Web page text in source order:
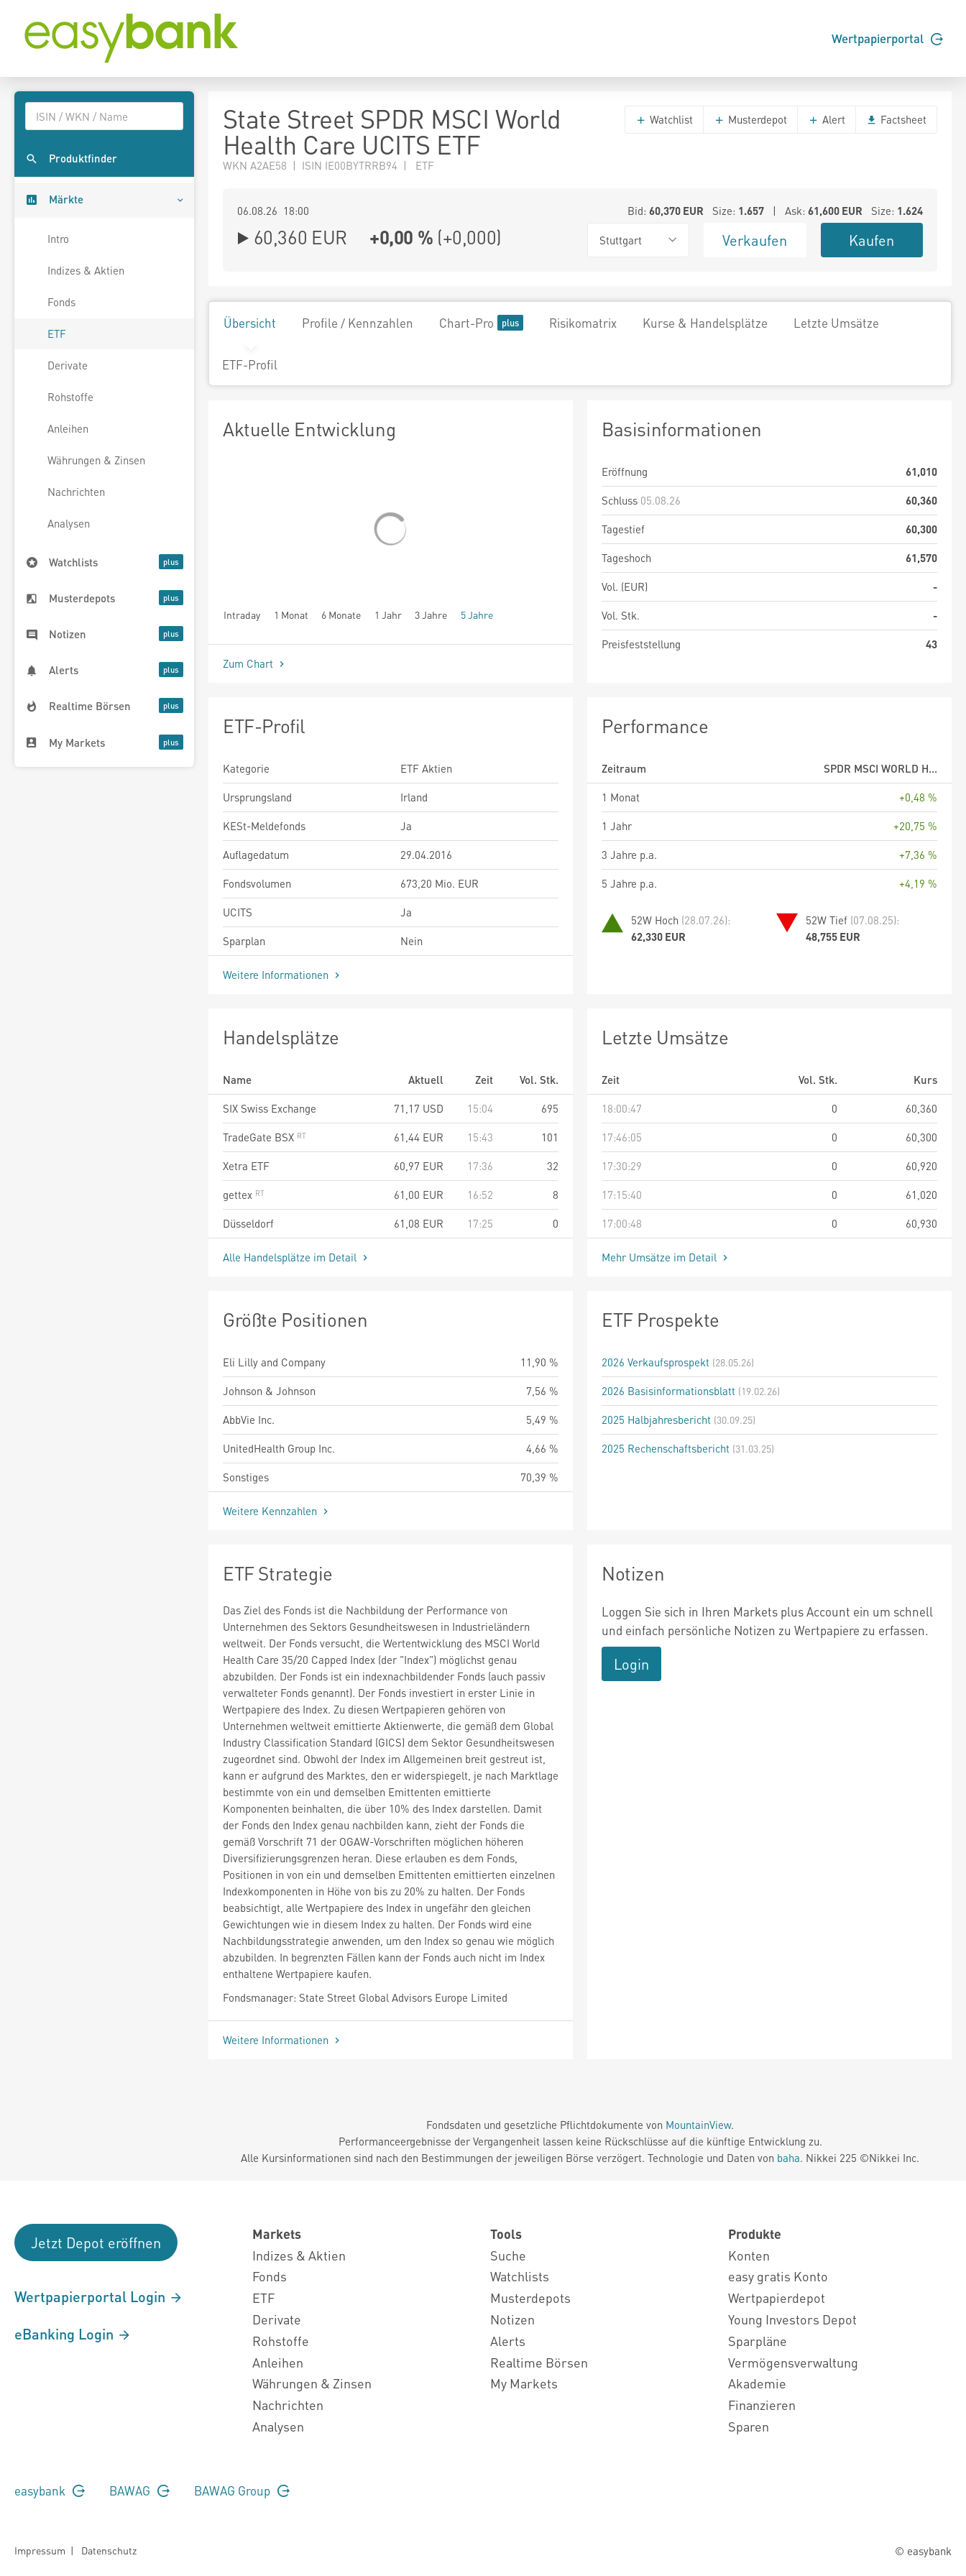
Wertpapierportal
Produktfinder
Märkte
Intro
Indizes & Aktien
Fonds
ETF
Derivate
Rohstoffe
Anleihen
Währungen & Zinsen
Nachrichten
Analysen
Watchlists
Musterdepots
Notizen
Alerts
Realtime Börsen
My Markets
State Street SPDR MSCI World
Health Care UCITS ETF
WKN A2AE58 | ISIN IE00BYTRRB94 | ETF
Watchlist Musterdepot Alert Factsheet
06.08.26 18:00 Bid: 60,370EUR Size: 1.657| Ask: 61,600EUR Size: 1.624
60,360 EUR +0,00 % (+0,000) Stuttgart Verkaufen Kaufen
Übersicht Profile / Kennzahlen Chart-Pro Risikomatrix Kurse & Handelsplätze Letzte Umsätze
ETF-Profil
Aktuelle Entwicklung
Intraday 1 Monat 6 Monate 1 Jahr 3 Jahre 5 Jahre
seit Beginn
Zum Chart
Basisinformationen
Eröffnung
61,010
Schluss 05.08.26
60,360
Tagestief
60,300
Tageshoch
61,570
Vol. (EUR)
-
Vol. Stk.
-
Preisfeststellung
43
ETF-Profil
Kategorie
ETF Aktien
Ursprungsland
Irland
KESt-Meldefonds
Ja
Auflagedatum
29.04.2016
Fondsvolumen
673,20 Mio. EUR
UCITS
Ja
Sparplan
Nein
Weitere Informationen
Performance
Zeitraum
SPDR MSCI WORLD H...
1 Monat
+0,48 %
1 Jahr
+20,75 %
3 Jahre p.a.
+7,36 %
5 Jahre p.a.
+4,19 %
52W Hoch (28.07.26):
62,330 EUR
52W Tief (07.08.25):
48,755 EUR
Handelsplätze
Name Aktuell Zeit
Vol. Stk.
SIX Swiss Exchange
71,17 USD 15:04
695
TradeGate BSX
61,44 EUR 15:43
101
Xetra ETF
60,97 EUR 17:36
32
gettex
61,00 EUR 16:52
8
Düsseldorf
61,08 EUR 17:25 0
Alle Handelsplätze im Detail
Letzte Umsätze
Zeit Vol. Stk.
Kurs
18:00:47
0
60,360
17:46:05
0
60,300
17:30:29
0
60,920
17:15:40
0
61,020
17:00:48
0 60,930
Mehr Umsätze im Detail
Größte Positionen
Eli Lilly and Company
11,90 %
Johnson & Johnson
7,56 %
AbbVie Inc.
5,49 %
UnitedHealth Group Inc.
4,66 %
Sonstiges
70,39 %
Weitere Kennzahlen
ETF Prospekte
2026 Verkaufsprospekt (28.05.26)
2026 Basisinformationsblatt (19.02.26)
2025 Halbjahresbericht (30.09.25)
2025 Rechenschaftsbericht (31.03.25)
ETF Strategie
Das Ziel des Fonds ist die Nachbildung der Performance von
Unternehmen des Sektors Gesundheitswesen in Industrieländern
weltweit. Der Fonds versucht, die Wertentwicklung des MSCI World
Health Care 35/20 Capped Index (der "Index") möglichst genau
abzubilden. Der Fonds ist ein indexnachbildender Fonds (auch passiv
verwalteter Fonds genannt). Der Fonds investiert in erster Linie in
Wertpapiere des Index. Zu diesen Wertpapieren gehören von
Unternehmen weltweit emittierte Aktienwerte, die gemäß dem Global
Industry Classification Standard (GICS) dem Sektor Gesundheitswesen
zugeordnet sind. Obwohl der Index im Allgemeinen breit gestreut ist,
kann er aufgrund des Marktes, den er widerspiegelt, je nach Marktlage
bestimmte von ein und demselben Emittenten emittierte
Komponenten beinhalten, die über 10% des Index darstellen. Damit
der Fonds den Index genau nachbilden kann, zieht der Fonds die
gemäß Vorschrift 71 der OGAW-Vorschriften möglichen höheren
Diversifizierungsgrenzen heran. Diese erlauben es dem Fonds,
Positionen in von ein und demselben Emittenten emittierten einzelnen
Indexkomponenten in Höhe von bis zu 20% zu halten. Der Fonds
beabsichtigt, alle Wertpapiere des Index in ungefähr den gleichen
Gewichtungen wie in diesem Index zu halten. Der Fonds wird eine
Nachbildungsstrategie anwenden, um den Index so genau wie möglich
abzubilden. In begrenzten Fällen kann der Fonds auch nicht im Index
enthaltene Wertpapiere kaufen.
Fondsmanager: State Street Global Advisors Europe Limited
Weitere Informationen
Notizen
Loggen Sie sich in Ihren Markets plus Account ein um schnell
und einfach persönliche Notizen zu Wertpapiere zu erfassen.
Login
Fondsdaten und gesetzliche Pflichtdokumente von MountainView.
Performanceergebnisse der Vergangenheit lassen keine Rückschlüsse auf die künftige Entwicklung zu.
Alle Kursinformationen sind nach den Bestimmungen der jeweiligen Börse verzögert. Technologie und Daten von baha. Nikkei 225 ©Nikkei Inc.
Jetzt Depot eröffnen
Wertpapierportal Login
eBanking Login
Markets
Indizes & Aktien
Fonds
ETF
Derivate
Rohstoffe
Anleihen
Währungen & Zinsen
Nachrichten
Analysen
Tools
Suche
Watchlists
Musterdepots
Notizen
Alerts
Realtime Börsen
My Markets
Produkte
Konten
easy gratis Konto
Wertpapierdepot
Young Investors Depot
Sparpläne
Vermögensverwaltung
Akademie
Finanzieren
Sparen
easybank BAWAG BAWAG Group
Impressum | Datenschutz © easybank